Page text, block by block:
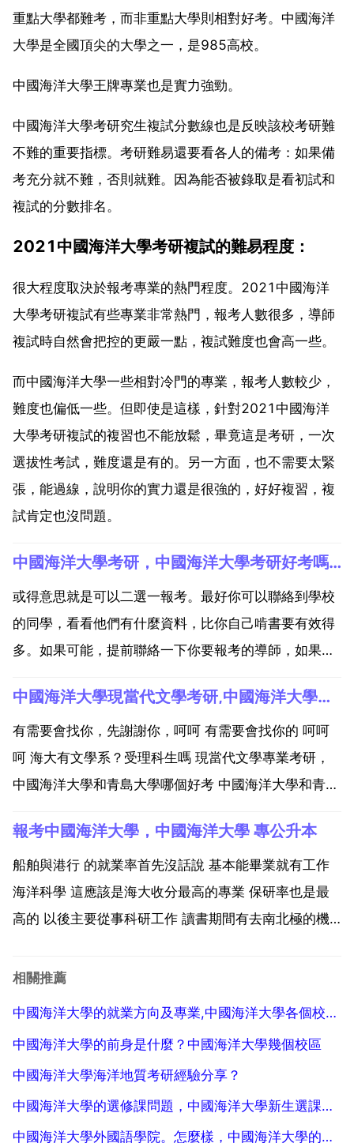
重點大學都難考，而非重點大學則相對好考。中國海洋
大學是全國頂尖的大學之一，是985高校。
中國海洋大學王牌專業也是實力強勁。
中國海洋大學考研究生複試分數線也是反映該校考研難
不難的重要指標。考研難易還要看各人的備考：如果備
考充分就不難，否則就難。因為能否被錄取是看初試和
複試的分數排名。
2021中國海洋大學考研複試的難易程度：
很大程度取決於報考專業的熱門程度。2021中國海洋
大學考研複試有些專業非常熱門，報考人數很多，導師
複試時自然會把控的更嚴一點，複試難度也會高一些。
而中國海洋大學一些相對冷門的專業，報考人數較少，
難度也偏低一些。但即使是這樣，針對2021中國海洋
大學考研複試的複習也不能放鬆，畢竟這是考研，一次
選拔性考試，難度還是有的。另一方面，也不需要太緊
張，能過線，說明你的實力還是很強的，好好複習，複
試肯定也沒問題。
中國海洋大學考研，中國海洋大學考研好考嗎？
或得意思就是可以二選一報考。最好你可以聯絡到學校
的同學，看看他們有什麼資料，比你自己啃書要有效得
多。如果可能，提前聯絡一下你要報考的導師，如果雙
你複習，這樣不就有優勢了。強烈建議考地大或者石油
大學。或者其他地質院校。海大的海洋地質雖然排名不
錯，但由於地...
中國海洋大學現當代文學考研,中國海洋大學現當代文學考研參考書只有兩本，只看這兩本就夠了嗎
有需要會找你，先謝謝你，呵呵 有需要會找你的 呵呵
呵 海大有文學系？受理科生嗎 現當代文學專業考研，
中國海洋大學和青島大學哪個好考 中國海洋大學和青島
估得分一樣 考研難度，青島大學低一點 中國海洋大學
現當代文學考研參考書只有兩本，只看這兩本就夠了嗎
...
報考中國海洋大學，中國海洋大學 專公升本
船舶與港行 的就業率首先沒話說 基本能畢業就有工作
海洋科學 這應該是海大收分最高的專業 保研率也是最
高的 以後主要從事科研工作 讀書期間有去南北極的機
科的話 聽說 海洋法 可以。海大至今為止是中國海洋方
相關推薦
中國海洋大學的就業方向及專業,中國海洋大學各個校區都有什麼專業
中國海洋大學的前身是什麼？中國海洋大學幾個校區
中國海洋大學海洋地質考研經驗分享？
中國海洋大學的選修課問題，中國海洋大學新生選課相關事宜
中國海洋大學外國語學院。怎麼樣，中國海洋大學的外語學院怎麼樣 英語專業就業情況怎麼樣？